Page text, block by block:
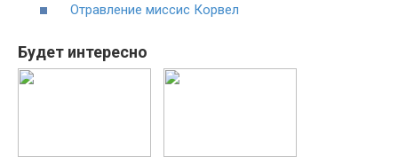
Отравление миссис Корвел
Будет интересно